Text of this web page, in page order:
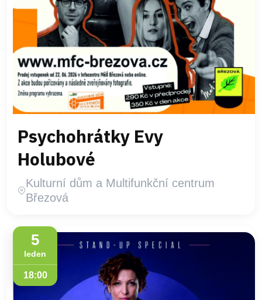
Psychohrátky Evy
Holubové
Kulturní dům a Multifunkční centrum
Březová
5
leden
18:00